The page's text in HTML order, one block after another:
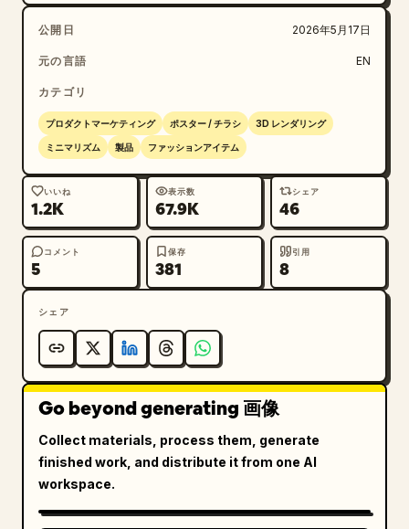
5. 上段 5 つ目: 左上から広がるネオンライムグリーン
のカーブしたコーナーシェイプ。右側に紫の円、下部中央
付近にクロームシルバーのスタッズを 1 つ配置。
リーンの小さな足がついた、キュートなパステルピンクの
ハートキャラクター。
7. 下段 2 つ目: アイボリーのネイルの上に黒いグリッ
ズを縦に 2 つ配置。
8. 下段 3 つ目: 左上に大きな紫の花／ブロブの集合
体、右下にネオンライムグリーンのカーブしたパッチ、下
部中央付近にクロームシルバーのスタッズを 1 つ配置。
9. 下段 4 つ目: 赤オレンジ、紫、緑の 3 つの円を縦
10. 下段 5 つ目: 上部を覆う大きな赤オレンジの有機
的なブロブ。ブロブの左上付近にクロームシルバーのスタ
ッズを 1 つ配置。
ビジュアルスタイル: モダンでキュートなフラットベク
スの美学を取り入れ、柔らかなクリーム色のネイル、彩度
の高いアクセントカラー、シンプルな幾何学図形を使用。
3D メタリック感を出すため、クロームスタッズのみに繊
細な影をつける。全体的に鮮明でクリーンな、ポスターの
公開日 2026年5月17日
元の言語 EN
カテゴリ
プロダクトマーケティング ポスター / チラシ 3D レンダリング
ミニマリズム 製品 ファッションアイテム
いいね
1.2K
表示数
67.9K
シェア
46
コメント
5
保存
381
引用
8
シェア
Go beyond generating 画像
Collect materials, process them, generate
finished work, and distribute it from one AI
workspace.